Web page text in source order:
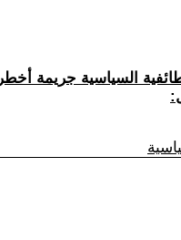
السياسية جريمة